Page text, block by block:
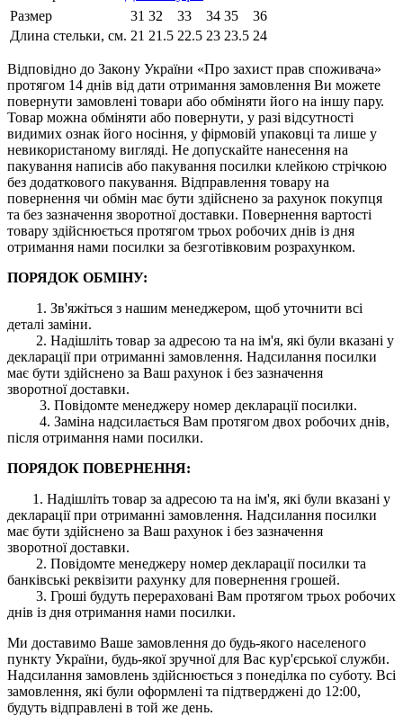
Размер
31 32 33 34 35
36
Длина стельки, см. 21 21.5 22.5 23 23.5 24
Відповідно до Закону України «Про захист прав споживача»
протягом 14 днів від дати отримання замовлення Ви можете
повернути замовлені товари або обміняти його на іншу пару.
Товар можна обміняти або повернути, у разі відсутності
видимих ​​ознак його носіння, у фірмовій упаковці та лише у
невикористаному вигляді. Не допускайте нанесення на
пакування написів або пакування посилки клейкою стрічкою
без додаткового пакування. Відправлення товару на
повернення чи обмін має бути здійснено за рахунок покупця
та без зазначення зворотної доставки. Повернення вартості
товару здійснюється протягом трьох робочих днів із дня
отримання нами посилки за безготівковим розрахунком.
ПОРЯДОК ОБМІНУ:
1. Зв'яжіться з нашим менеджером, щоб уточнити всі
деталі заміни.
2. Надішліть товар за адресою та на ім'я, які були вказані у
декларації при отриманні замовлення. Надсилання посилки
має бути здійснено за Ваш рахунок і без зазначення
зворотної доставки.
3. Повідомте менеджеру номер декларації посилки.
4. Заміна надсилається Вам протягом двох робочих днів,
після отримання нами посилки.
ПОРЯДОК ПОВЕРНЕННЯ:
1. Надішліть товар за адресою та на ім'я, які були вказані у
декларації при отриманні замовлення. Надсилання посилки
має бути здійснено за Ваш рахунок і без зазначення
зворотної доставки.
2. Повідомте менеджеру номер декларації посилки та
банківські реквізити рахунку для повернення грошей.
3. Гроші будуть перераховані Вам протягом трьох робочих
днів із дня отримання нами посилки.
Ми доставимо Ваше замовлення до будь-якого населеного
пункту України, будь-якої зручної для Вас кур'єрської служби.
Надсилання замовлень здійснюється з понеділка по суботу. Всі
замовлення, які були оформлені та підтверджені до 12:00,
будуть відправлені в той же день.